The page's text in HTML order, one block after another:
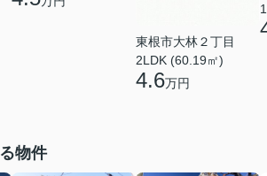
東根市大林２丁目
2LDK (60.19㎡)
4.6万円
物件